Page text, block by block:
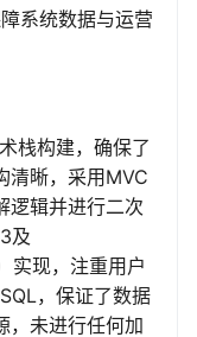
系统数据与运营
栈构建，确保了
清晰，采用MVC
逻辑并进行二次
及
实现，注重用户
，保证了数据
，未进行任何加